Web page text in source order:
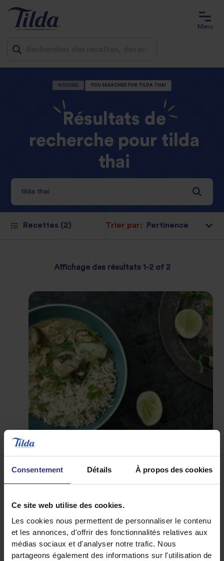
Consentement Détails À propos des cookies
Ce site web utilise des cookies.
Les cookies nous permettent de personnaliser le contenu
et les annonces, d'offrir des fonctionnalités relatives aux
médias sociaux et d'analyser notre trafic. Nous
partageons également des informations sur l'utilisation de
Menu
ACCUEIL YOU SEARCHED FOR TILDA THAI
Résultats de
recherche pour tilda
thai
Trier par:
Affichage des résultats 1-2 of 2
Curry vert thaï
Poulet au curry parfumé à la citronnelle, aux
accompagné de pois mangetouts et de pak
choi.